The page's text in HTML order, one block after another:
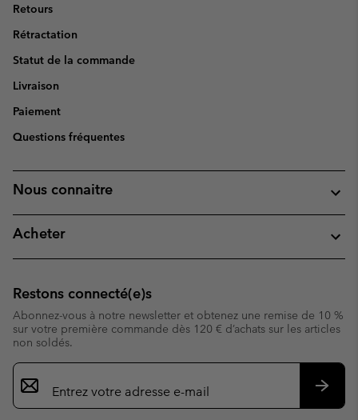
Retours
Rétractation
Statut de la commande
Livraison
Paiement
Questions fréquentes
Nous connaitre
Acheter
Restons connecté(e)s
Abonnez-vous à notre newsletter et obtenez une remise de 10 %
sur votre première commande dès 120 € d’achats sur les articles
non soldés.
Inscription
par
e-